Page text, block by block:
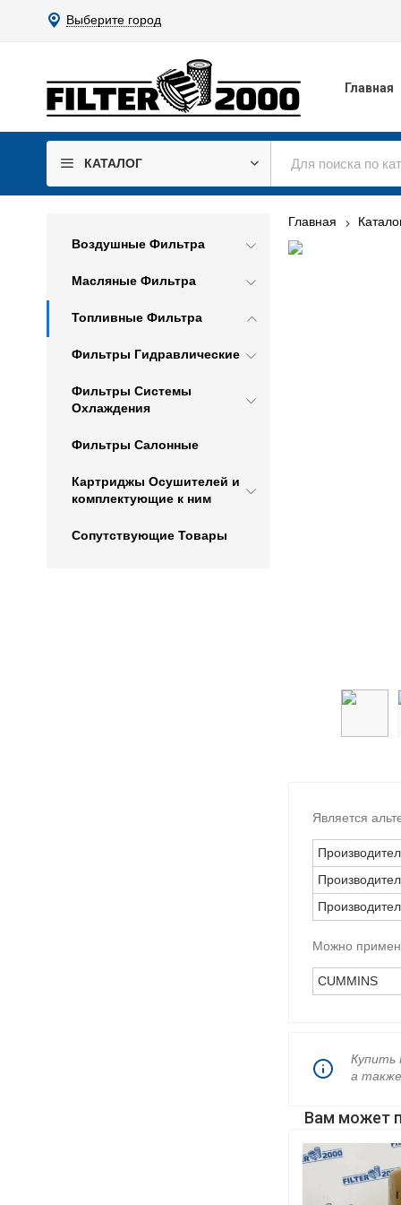
Выберите город
Главная
КАТАЛОГ
Воздушные Фильтра
Масляные Фильтра
Топливные Фильтра
Фильтры Гидравлические
Фильтры Системы
Охлаждения
Фильтры Салонные
Картриджы Осушителей и
комплектующие к ним
Сопутствующие Товары
Главная
Является
Можно
CUMMINS
Купить
а
Вам может